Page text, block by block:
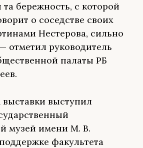
та бережность, с которой
о соседстве своих
Нестерова, сильно
отметил руководитель
палаты РБ
выступил
музей имени М. В.
факультета